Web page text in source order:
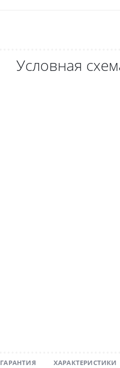
Условная
ГАРАНТИЯ ХАРАКТЕРИСТИКИ